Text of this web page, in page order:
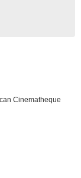
Cinematheque